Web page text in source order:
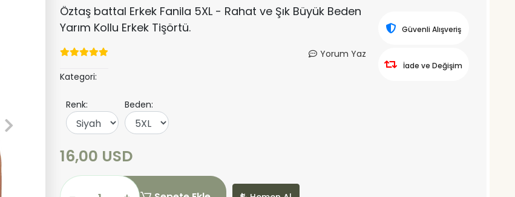
Öztaş battal Erkek Fanila 5XL - Rahat ve Şık Büyük Beden
Yarım Kollu Erkek Tişörtü.
Yorum Yaz
Kategori:
Renk: Beden:
16,00 USD
Güvenli Alışveriş
İade ve Değişim